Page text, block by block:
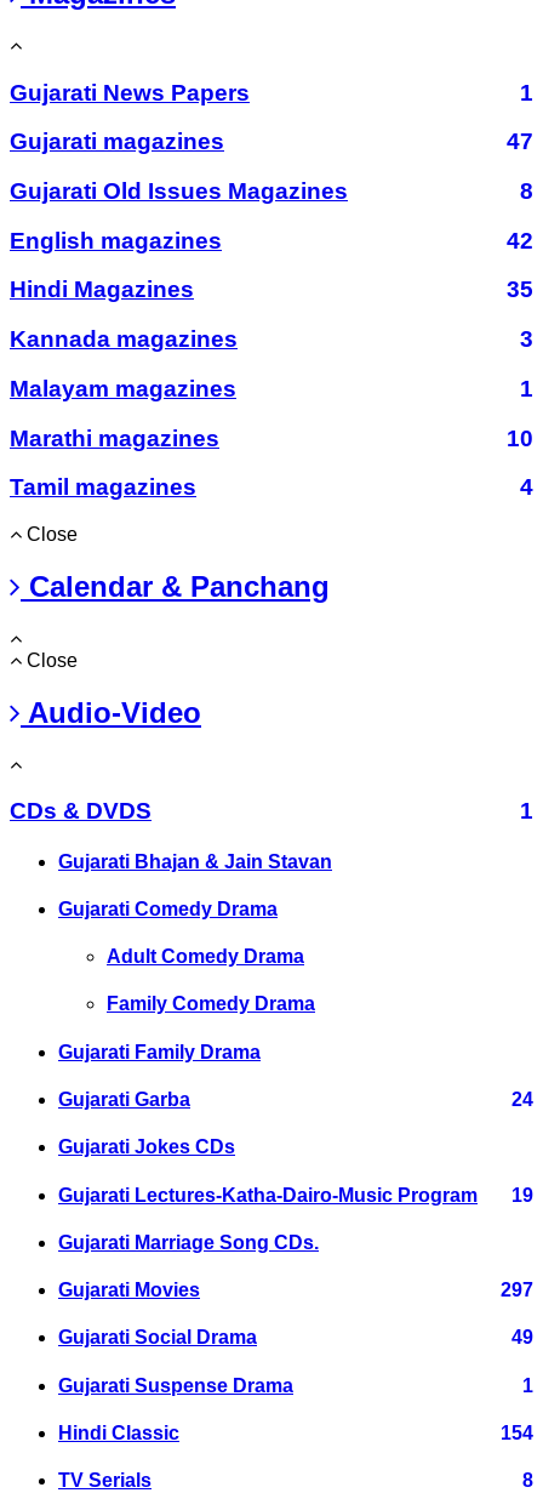
Gujarati News Papers
1
Gujarati magazines
47
Gujarati Old Issues Magazines
8
English magazines
42
Hindi Magazines
35
Kannada magazines
3
Malayam magazines
1
Marathi magazines
10
Tamil magazines
4
Close
Calendar & Panchang
Close
Audio-Video
CDs & DVDS 1
Gujarati Bhajan & Jain Stavan
Gujarati Comedy Drama
Adult Comedy Drama
Family Comedy Drama
Gujarati Family Drama
Gujarati Garba 24
Gujarati Jokes CDs
Gujarati Lectures-Katha-Dairo-Music Program 19
Gujarati Marriage Song CDs.
Gujarati Movies 297
Gujarati Social Drama 49
Gujarati Suspense Drama 1
Hindi Classic 154
TV Serials 8